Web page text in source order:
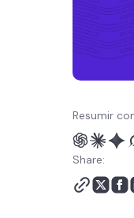
Resumir
Share: